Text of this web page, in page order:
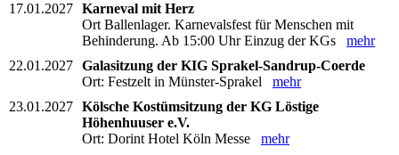
17.01.2027 Karneval mit Herz
Ort Ballenlager. Karnevalsfest für Menschen mit
Behinderung. Ab 15:00 Uhr Einzug der KGs mehr
22.01.2027 Galasitzung der KIG Sprakel-Sandrup-Coerde
Ort: Festzelt in Münster-Sprakel mehr
23.01.2027 Kölsche Kostümsitzung der KG Löstige
Höhenhuuser e.V.
Ort: Dorint Hotel Köln Messe mehr